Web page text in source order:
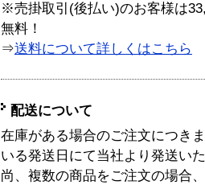
※売掛取引(後払い)のお客様は
無料！
⇒送料について詳しくはこちら
配送について
在庫がある場合のご注文につき
いる発送日にて当社より発送い
尚、複数の商品をご注文の場合